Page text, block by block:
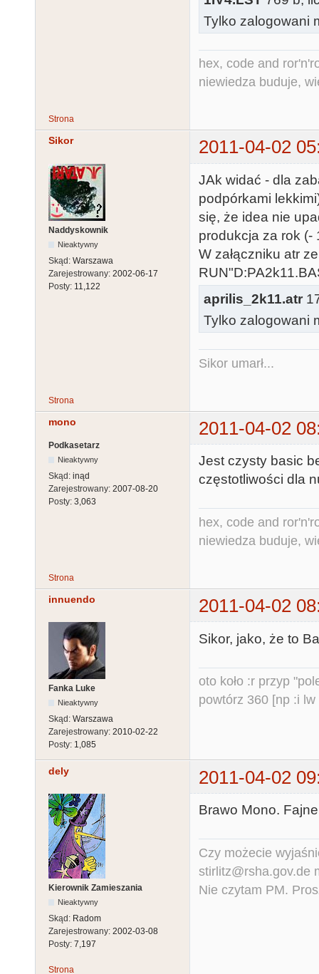
23 GOTO 16
100 GOTO
1000 DATA
,120
0,215,241
Tylko zalogowani
hex, code and
niewiedza buduje,
Strona
Sikor 2011-04-02
Naddyskownik
Nieaktywny
Skąd: Warszawa
Zarejestrowany: 2002-06-17
Posty: 11,122
JAk widać - dla
podpórkami
się, że idea nie
produkcja za rok (-
W załączniku atr
aprilis_2k11.atr
Tylko zalogowani
Sikor umarł...
Strona
mono 2011-04-02
Podkasetarz
Nieaktywny
Skąd: inąd
Zarejestrowany: 2007-08-20
Posty: 3,063
Jest czysty basic
częstotliwości dla
hex, code and
niewiedza buduje,
Strona
innuendo 2011-04-02
Fanka Luke
Nieaktywny
Skąd: Warszawa
Zarejestrowany: 2010-02-22
Posty: 1,085
Sikor, jako, że to
oto koło :r przyp
powtórz 360 [np :i lw
dely 2011-04-02
Kierownik Zamieszania
Nieaktywny
Skąd: Radom
Zarejestrowany: 2002-03-08
Posty: 7,197
Brawo Mono.
Czy możecie
stirlitz@rsha.gov.de
Nie czytam PM.
Strona